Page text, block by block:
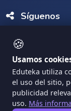
🍪
Usamos
Eduteka utiliza
el uso del sitio,
publicidad
uso. Más
Síguenos
Copyright